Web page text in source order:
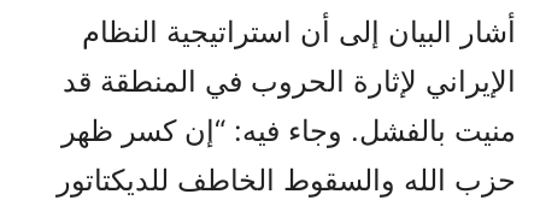
أشار البيان إلى أن استراتيجية النظام
الإيراني لإثارة الحروب في المنطقة قد
منيت بالفشل. وجاء فيه: “إن كسر ظهر
حزب الله والسقوط الخاطف للديكتاتور